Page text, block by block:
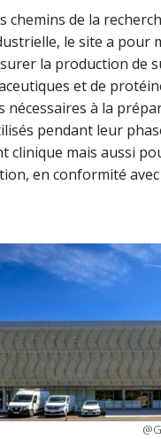
chemins de la
le site a pour
la production de
et de
nécessaires à la
pendant leur
clinique mais aussi
en conformité